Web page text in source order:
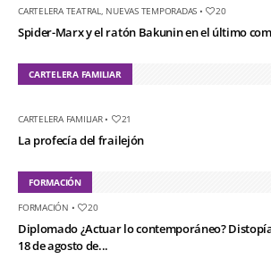
CARTELERA TEATRAL NUEVAS TEMPORADAS • 20
Spider-Marx y el ratón Bakunin en el último
CARTELERA FAMILIAR
CARTELERA FAMILIAR• 21
La profecía del frailejón
FORMACIÓN
FORMACIÓN • 20
Diplomado ¿Actuar lo contemporáneo?
18 de agosto de...